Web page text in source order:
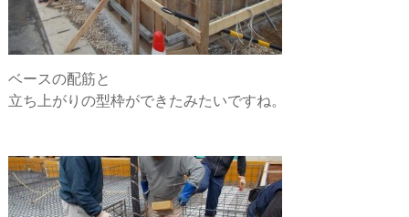
ベースの配筋と
立ち上がりの型枠ができたみたいですね。